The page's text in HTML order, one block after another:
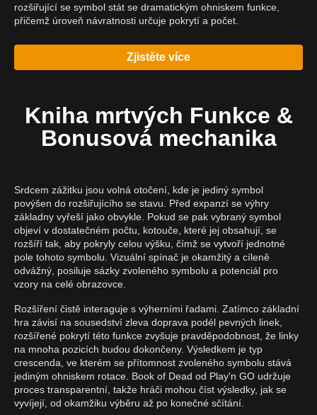
rozšiřující se symbol stát se dramatickým ohniskem funkce,
přičemž úroveň návratnosti určuje pokrytí a počet.
Zjistěte více
Kniha mrtvých Funkce &
Bonusová mechanika
Srdcem zážitku jsou volná otočení, kde je jediný symbol
povýšen do rozšiřujícího se stavu. Před expanzí se výhry
základny vyřeší jako obvykle. Pokud se pak vybraný symbol
objeví v dostatečném počtu, kotouče, které jej obsahují, se
rozšíří tak, aby pokryly celou výšku, čímž se vytvoří jednotné
pole tohoto symbolu. Vizuální spínač je okamžitý a cíleně
odvážný, posiluje sázky zvoleného symbolu a potenciál pro
vzory na celé obrazovce.
Rozšíření čistě interaguje s výherními řadami. Zatímco základní
hra závisí na sousedství zleva doprava podél pevných linek,
rozšířené pokrytí této funkce zvyšuje pravděpodobnost, že linky
na mnoha pozicích budou dokončeny. Výsledkem je typ
crescenda, ve kterém se přítomnost zvoleného symbolu stává
jediným ohniskem rotace. Book of Dead od Play'n GO udržuje
proces transparentní, takže hráči mohou číst výsledky, jak se
vyvíjejí, od okamžiku výběru až po konečné sčítání.